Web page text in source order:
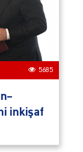
5685
inkişaf